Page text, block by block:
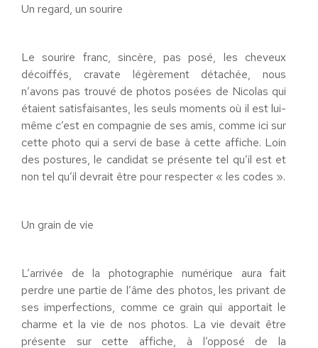
Un regard, un sourire
Le sourire franc, sincère, pas posé, les cheveux
décoiffés, cravate légèrement détachée, nous
n’avons pas trouvé de photos posées de Nicolas qui
étaient satisfaisantes, les seuls moments où il est lui-
même c’est en compagnie de ses amis, comme ici sur
cette photo qui a servi de base à cette affiche. Loin
des postures, le candidat se présente tel qu’il est et
non tel qu’il devrait être pour respecter « les codes ».
Un grain de vie
L’arrivée de la photographie numérique aura fait
perdre une partie de l’âme des photos, les privant de
ses imperfections, comme ce grain qui apportait le
charme et la vie de nos photos. La vie devait être
présente sur cette affiche, à l’opposé de la